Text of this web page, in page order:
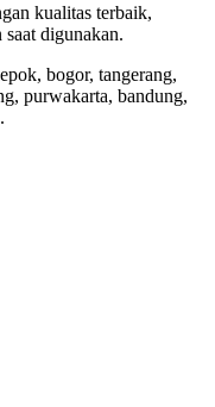
kualitas terbaik,
saat digunakan.
bogor, tangerang,
purwakarta, bandung,